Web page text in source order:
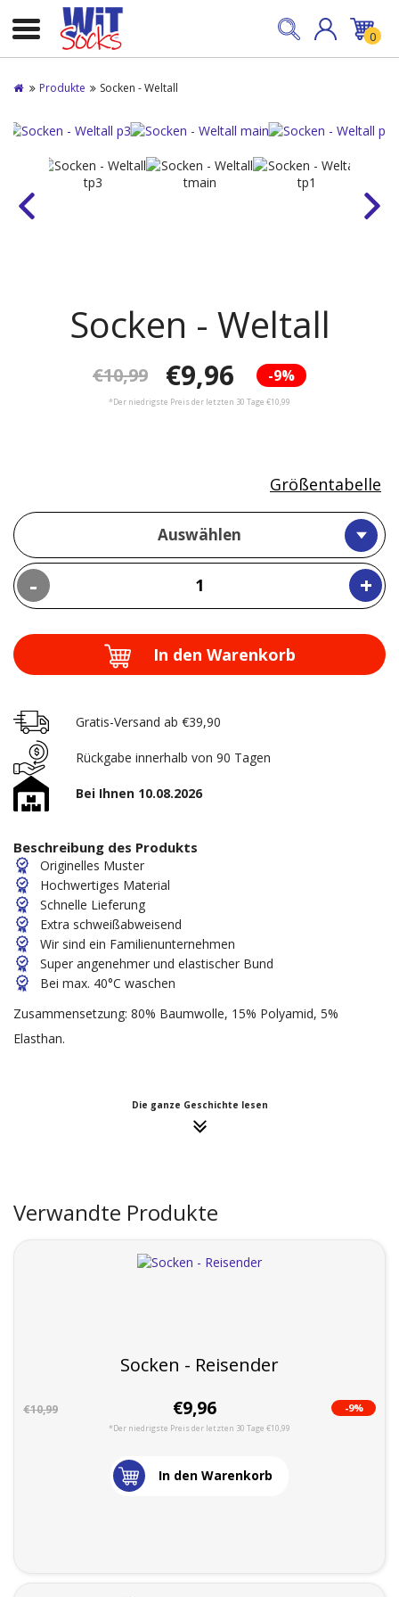
0
Produkte Socken - Weltall
Socken - Weltall
-9%
€10,99 €9,96
*Der niedrigste Preis der letzten 30 Tage €10,99
Auswählen
- +
Größentabelle
In den Warenkorb
Gratis-Versand ab €39,90
Rückgabe innerhalb von 90 Tagen
Bei Ihnen 10.08.2026
Beschreibung des Produkts
Originelles Muster
Hochwertiges Material
Schnelle Lieferung
Extra schweißabweisend
Wir sind ein Familienunternehmen
Super angenehmer und elastischer Bund
Bei max. 40°C waschen
Zusammensetzung: 80% Baumwolle, 15% Polyamid, 5%
Elasthan.
Die ganze Geschichte lesen
Verwandte Produkte
Socken - Reisender
€10,99 €9,96 -9%
*Der niedrigste Preis der letzten 30 Tage €10,99
In den Warenkorb